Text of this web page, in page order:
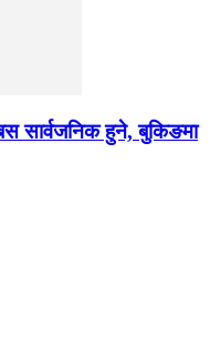
सार्वजनिक हुने, बुकिङमा